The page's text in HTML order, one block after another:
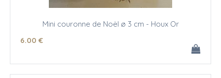
Mini couronne de Noël ø 3 cm - Houx Or
6.00 €